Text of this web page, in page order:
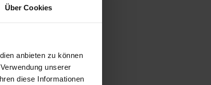
Über Cookies
anbieten zu können
unserer
diese Informationen